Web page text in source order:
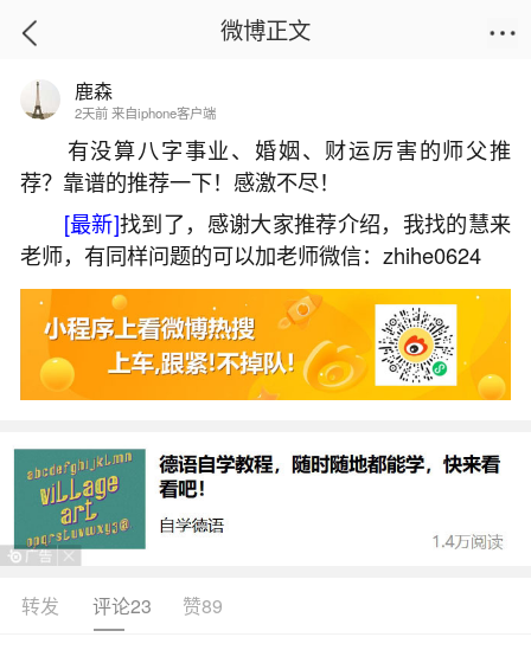
首页
梦见回到舅舅家里住
2026-06-04 14:12:54 1 7 赞
生活中像梦见回到舅舅家里住都是很常见的问
题，但是小问题不注意可能会引起大麻烦，下面就
这个问题给大家做一些解读：
一、梦见住舅舅家的预兆
出行的人梦见住舅舅家，建议平顺往返。上学
的人梦见住舅舅家，意味着波折多，成绩不理想。
梦见住舅舅家，心里想的和表现出来的举动似乎不
微博正文
鹿森
2天前 来自iphone客户端
有没算八字事业、婚姻、财运厉害的师父推
荐？靠谱的推荐一下！感激不尽！
[最新]找到了，感谢大家推荐介绍，我找的慧来
老师，有同样问题的可以加老师微信：zhihe0624
转发 评论23 赞89